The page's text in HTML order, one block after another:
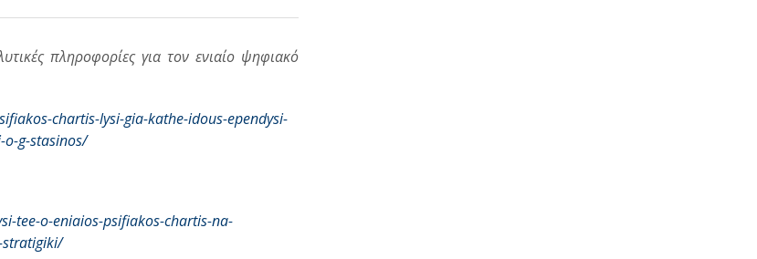
πληροφορίες για τον ενιαίο ψηφιακό
chartis-lysi-gia-kathe-idous-ependysi-
g-stasinos/
tee-o-eniaios-psifiakos-chartis-na-
stratigiki/